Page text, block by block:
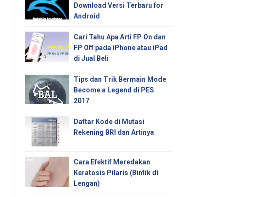
Download Versi Terbaru for
Android
Cari Tahu Apa Arti FP On dan
FP Off pada iPhone atau iPad
di Jual Beli
Tips dan Trik Bermain Mode
Become a Legend di PES
2017
Daftar Kode di Mutasi
Rekening BRI dan Artinya
Cara Efektif Meredakan
Keratosis Pilaris (Bintik di
Lengan)